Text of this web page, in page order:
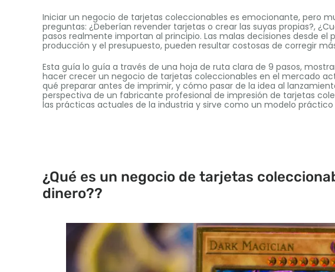
Iniciar un negocio de tarjetas coleccionables es emocionante, pero
preguntas: ¿Deberían revender tarjetas o crear las suyas propias?,
pasos realmente importan al principio. Las malas decisiones desde el
producción y el presupuesto, pueden resultar costosas de corregir
Esta guía lo guía a través de una hoja de ruta clara de 9 pasos,
hacer crecer un negocio de tarjetas coleccionables en el mercado
qué preparar antes de imprimir, y cómo pasar de la idea al
perspectiva de un fabricante profesional de impresión de tarjetas
las prácticas actuales de la industria y sirve como un modelo práctico
¿Qué es un negocio de tarjetas
dinero??